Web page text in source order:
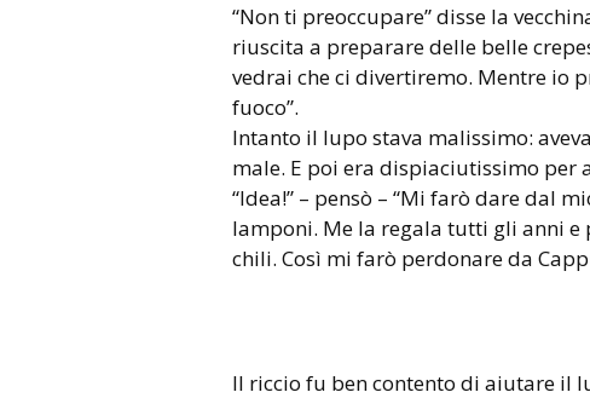
“Non ti preoccupare” disse la
riuscita a preparare delle belle
vedrai che ci divertiremo. Mentre io
fuoco”.
Intanto il lupo stava malissimo:
male. E poi era dispiaciutissimo per
“Idea!” – pensò – “Mi farò dare dal
lamponi. Me la regala tutti gli anni
chili. Così mi farò perdonare da
Il riccio fu ben contento di aiutare il